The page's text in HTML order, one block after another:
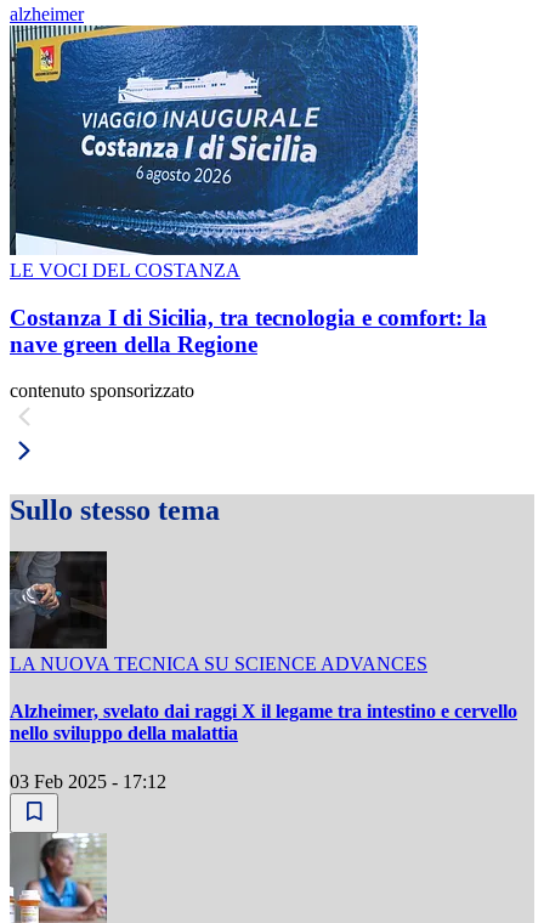
alzheimer
LE VOCI DEL COSTANZA
Costanza I di Sicilia, tra tecnologia e comfort: la
nave green della Regione
contenuto sponsorizzato
Sullo stesso tema
LA NUOVA TECNICA SU SCIENCE ADVANCES
Alzheimer, svelato dai raggi X il legame tra intestino e cervello
nello sviluppo della malattia
03 Feb 2025 - 17:12